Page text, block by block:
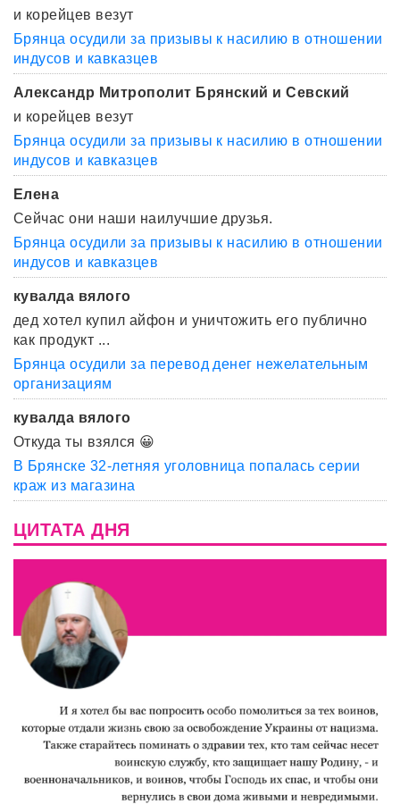
и корейцев везут
Брянца осудили за призывы к насилию в отношении
индусов и кавказцев
Александр Митрополит Брянский и Севский
и корейцев везут
Брянца осудили за призывы к насилию в отношении
индусов и кавказцев
Елена
Сейчас они наши наилучшие друзья.
Брянца осудили за призывы к насилию в отношении
индусов и кавказцев
кувалда вялого
дед хотел купил айфон и уничтожить его публично
как продукт ...
Брянца осудили за перевод денег нежелательным
организациям
кувалда вялого
Откуда ты взялся 😀
В Брянске 32-летняя уголовница попалась серии
краж из магазина
ЦИТАТА ДНЯ